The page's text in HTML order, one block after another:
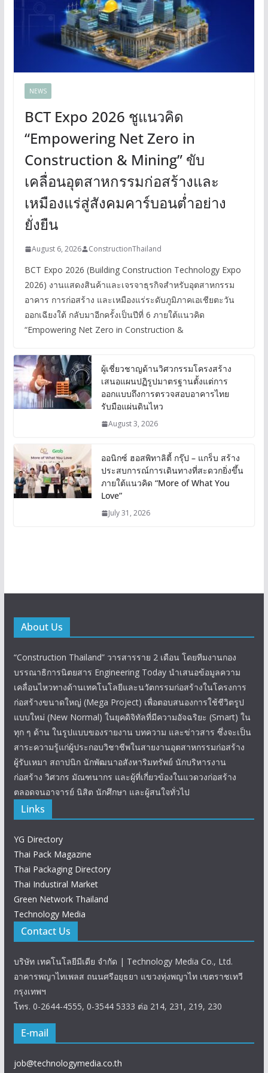
NEWS
BCT Expo 2026 ชูแนวคิด
“Empowering Net Zero in
Construction & Mining” ขับ
เคลื่อนอุตสาหกรรมก่อสร้างและ
เหมืองแร่สู่สังคมคาร์บอนต่ำอย่าง
ยั่งยืน
August 6, 2026 ConstructionThailand
BCT Expo 2026 (Building Construction Technology Expo
2026) งานแสดงสินค้าและเจรจาธุรกิจสำหรับอุตสาหกรรม
อาคาร การก่อสร้าง และเหมืองแร่ระดับภูมิภาคเอเชียตะวัน
ออกเฉียงใต้ กลับมาอีกครั้งเป็นปีที่ 6 ภายใต้แนวคิด
“Empowering Net Zero in Construction &
ผู้เชี่ยวชาญด้านวิศวกรรมโครงสร้าง
เสนอแผนปฏิรูปมาตรฐานตั้งแต่การ
ออกแบบถึงการตรวจสอบอาคารไทย
รับมือแผ่นดินไหว
August 3, 2026
ออนิกซ์ ฮอสพิทาลิตี้ กรุ๊ป – แกร็บ สร้าง
ประสบการณ์การเดินทางที่สะดวกยิ่งขึ้น
ภายใต้แนวคิด “More of What You
Love”
July 31, 2026
About Us
“Construction Thailand” วารสารราย 2 เดือน โดยทีมงานกอง
บรรณาธิการนิตยสาร Engineering Today นำเสนอข้อมูลความ
เคลื่อนไหวทางด้านเทคโนโลยีและนวัตกรรมก่อสร้างในโครงการ
ก่อสร้างขนาดใหญ่ (Mega Project) เพื่อตอบสนองการใช้ชีวิตรูป
แบบใหม่ (New Normal) ในยุคดิจิทัลที่มีความอัจฉริยะ (Smart) ใน
ทุก ๆ ด้าน ในรูปแบบของรายงาน บทความ และข่าวสาร ซึ่งจะเป็น
สาระความรู้แก่ผู้ประกอบวิชาชีพในสายงานอุตสาหกรรมก่อสร้าง
ผู้รับเหมา สถาปนิก นักพัฒนาอสังหาริมทรัพย์ นักบริหารงาน
ก่อสร้าง วิศวกร มัณฑนากร และผู้ที่เกี่ยวข้องในแวดวงก่อสร้าง
ตลอดจนอาจารย์ นิสิต นักศึกษา และผู้สนใจทั่วไป
Links
YG Directory
Thai Pack Magazine
Thai Packaging Directory
Thai Industiral Market
Green Network Thailand
Technology Media
Contact Us
บริษัท เทคโนโลยีมีเดีย จำกัด | Technology Media Co., Ltd.
อาคารพญาไทเพลส ถนนศรีอยุธยา แขวงทุ่งพญาไท เขตราชเทวี
กรุงเทพฯ
โทร. 0-2644-4555, 0-3544 5333 ต่อ 214, 231, 219, 230
E-mail
job@technologymedia.co.th